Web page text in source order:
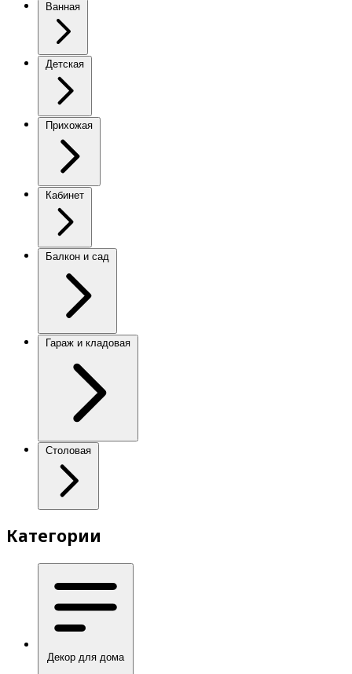
Ванная
Детская
Прихожая
Кабинет
Балкон и сад
Гараж и кладовая
Столовая
Категории
Декор для дома